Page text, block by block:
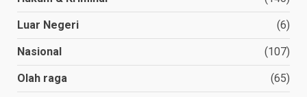
Luar Negeri (6)
Nasional (107)
Olah raga (65)